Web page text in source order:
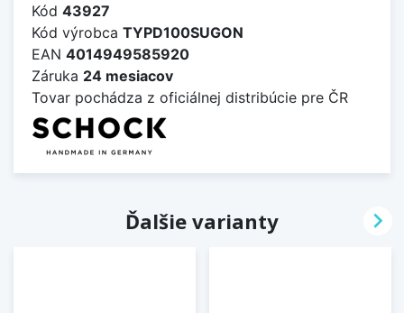
Kód 43927
Kód výrobca TYPD100SUGON
EAN 4014949585920
Záruka 24 mesiacov
Tovar pochádza z oficiálnej distribúcie pre ČR
Ďalšie varianty 